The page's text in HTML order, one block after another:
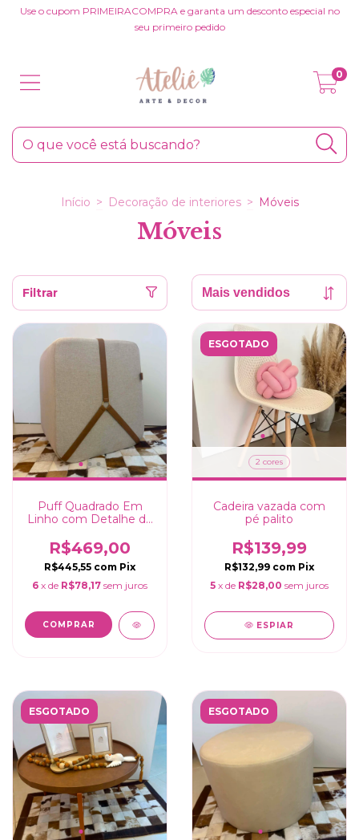
Use o cupom PRIMEIRACOMPRA e garanta um desconto especial no
seu primeiro pedido
0
Início > Decoração de interiores > Móveis
Móveis
Filtrar
Puff Quadrado Em
Linho com Detalhe de
46x36x36cm
R$469,00
R$445,55 com Pix
6 x de R$78,17 sem juros
ESGOTADO
2 cores
Cadeira vazada com
pé palito
R$139,99
R$132,99 com Pix
5 x de R$28,00 sem juros
ESPIAR
ESGOTADO ESGOTADO